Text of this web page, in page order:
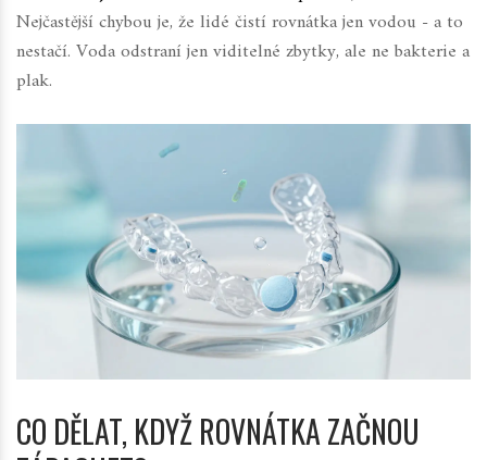
Nejčastější chybou je, že lidé čistí rovnátka jen vodou - a to
nestačí. Voda odstraní jen viditelné zbytky, ale ne bakterie a
plak.
CO DĚLAT, KDYŽ ROVNÁTKA ZAČNOU